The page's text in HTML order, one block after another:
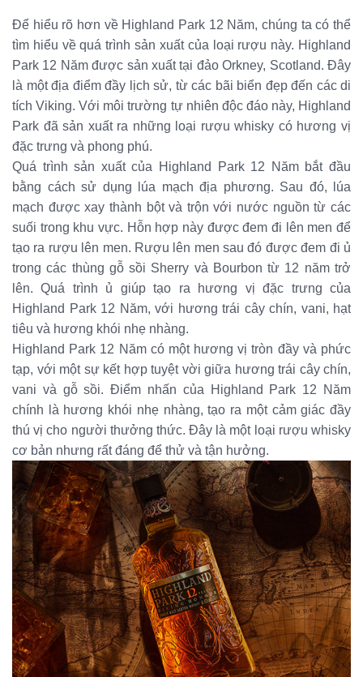
Để hiểu rõ hơn về Highland Park 12 Năm, chúng ta có thể
tìm hiểu về quá trình sản xuất của loại rượu này. Highland
Park 12 Năm được sản xuất tại đảo Orkney, Scotland. Đây
là một địa điểm đầy lịch sử, từ các bãi biển đẹp đến các di
tích Viking. Với môi trường tự nhiên độc đáo này, Highland
Park đã sản xuất ra những loại rượu whisky có hương vị
đặc trưng và phong phú.
Quá trình sản xuất của Highland Park 12 Năm bắt đầu
bằng cách sử dụng lúa mạch địa phương. Sau đó, lúa
mạch được xay thành bột và trộn với nước nguồn từ các
suối trong khu vực. Hỗn hợp này được đem đi lên men để
tạo ra rượu lên men. Rượu lên men sau đó được đem đi ủ
trong các thùng gỗ sồi Sherry và Bourbon từ 12 năm trở
lên. Quá trình ủ giúp tạo ra hương vị đặc trưng của
Highland Park 12 Năm, với hương trái cây chín, vani, hạt
tiêu và hương khói nhẹ nhàng.
Highland Park 12 Năm có một hương vị tròn đầy và phức
tạp, với một sự kết hợp tuyệt vời giữa hương trái cây chín,
vani và gỗ sồi. Điểm nhấn của Highland Park 12 Năm
chính là hương khói nhẹ nhàng, tạo ra một cảm giác đầy
thú vị cho người thưởng thức. Đây là một loại rượu whisky
cơ bản nhưng rất đáng để thử và tận hưởng.